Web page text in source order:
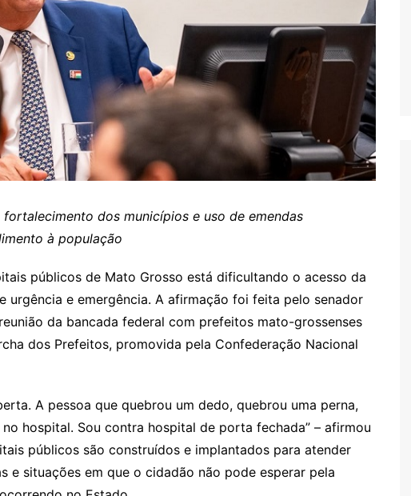
dos municípios e uso de emendas
à população
públicos de Mato Grosso está dificultando o acesso da
urgência e emergência. A afirmação foi feita pelo senador
da bancada federal com prefeitos mato-grossenses
dos Prefeitos, promovida pela Confederação Nacional
A pessoa que quebrou um dedo, quebrou uma perna,
hospital. Sou contra hospital de porta fechada” – afirmou
públicos são construídos e implantados para atender
e situações em que o cidadão não pode esperar pela